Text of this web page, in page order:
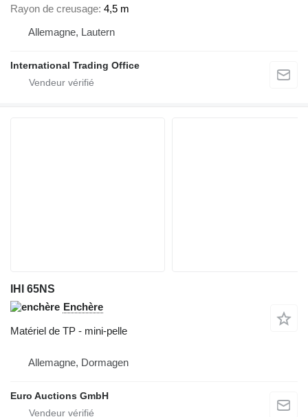
Rayon de creusage 4,5 m
Allemagne, Lautern
International Trading Office
IHI 65NS
Enchère
Matériel de TP - mini-pelle
Allemagne, Dormagen
Euro Auctions GmbH